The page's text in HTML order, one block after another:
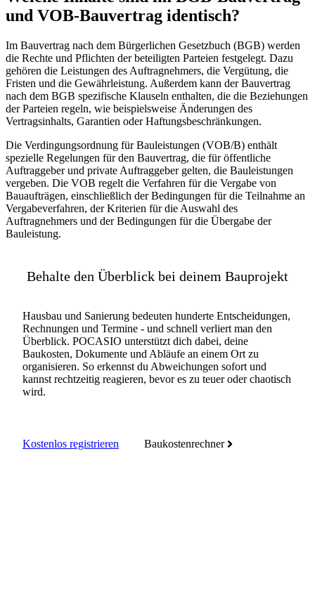
und VOB-Bauvertrag identisch?
Im Bauvertrag nach dem Bürgerlichen Gesetzbuch (BGB) werden
die Rechte und Pflichten der beteiligten Parteien festgelegt. Dazu
gehören die Leistungen des Auftragnehmers, die Vergütung, die
Fristen und die Gewährleistung. Außerdem kann der Bauvertrag
nach dem BGB spezifische Klauseln enthalten, die die Beziehungen
der Parteien regeln, wie beispielsweise Änderungen des
Vertragsinhalts, Garantien oder Haftungsbeschränkungen.
Die Verdingungsordnung für Bauleistungen (VOB/B) enthält
spezielle Regelungen für den Bauvertrag, die für öffentliche
Auftraggeber und private Auftraggeber gelten, die Bauleistungen
vergeben. Die VOB regelt die Verfahren für die Vergabe von
Bauaufträgen, einschließlich der Bedingungen für die Teilnahme an
Vergabeverfahren, der Kriterien für die Auswahl des
Auftragnehmers und der Bedingungen für die Übergabe der
Bauleistung.
Behalte den Überblick bei deinem Bauprojekt
Hausbau und Sanierung bedeuten hunderte Entscheidungen,
Rechnungen und Termine - und schnell verliert man den
Überblick. POCASIO unterstützt dich dabei, deine
Baukosten, Dokumente und Abläufe an einem Ort zu
organisieren. So erkennst du Abweichungen sofort und
kannst rechtzeitig reagieren, bevor es zu teuer oder chaotisch
wird.
Kostenlos registrieren Baukostenrechner